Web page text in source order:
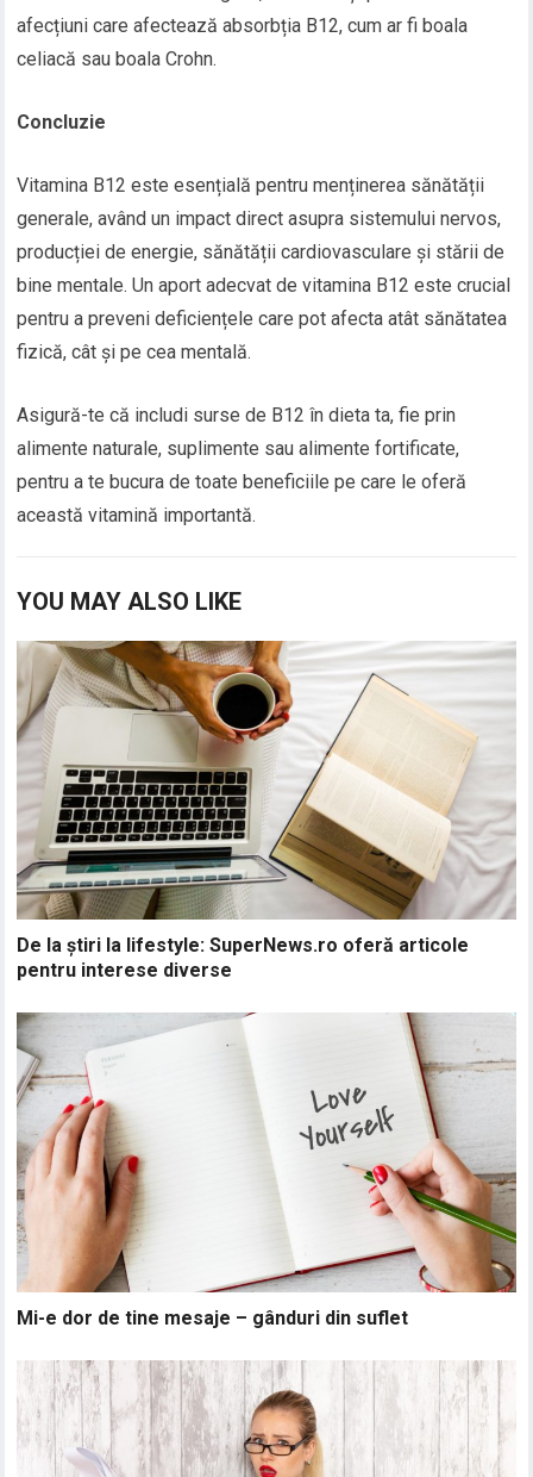
afecțiuni care afectează absorbția B12, cum ar fi boala
celiacă sau boala Crohn.
Concluzie
Vitamina B12 este esențială pentru menținerea sănătății
generale, având un impact direct asupra sistemului nervos,
producției de energie, sănătății cardiovasculare și stării de
bine mentale. Un aport adecvat de vitamina B12 este crucial
pentru a preveni deficiențele care pot afecta atât sănătatea
fizică, cât și pe cea mentală.
Asigură-te că includi surse de B12 în dieta ta, fie prin
alimente naturale, suplimente sau alimente fortificate,
pentru a te bucura de toate beneficiile pe care le oferă
această vitamină importantă.
YOU MAY ALSO LIKE
De la știri la lifestyle: SuperNews.ro oferă articole
pentru interese diverse
Mi-e dor de tine mesaje – gânduri din suflet